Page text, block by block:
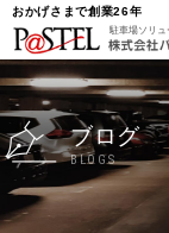
おかげさまで創業26年
駐車場ソリュ
ブログ
BLOGS